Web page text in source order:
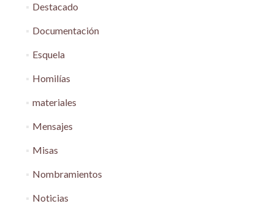
Destacado
Documentación
Esquela
Homilías
materiales
Mensajes
Misas
Nombramientos
Noticias